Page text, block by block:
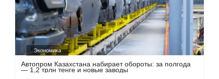
Экономика
Автопром Казахстана набирает обороты: за полгода
— 1,2 трлн тенге и новые заводы